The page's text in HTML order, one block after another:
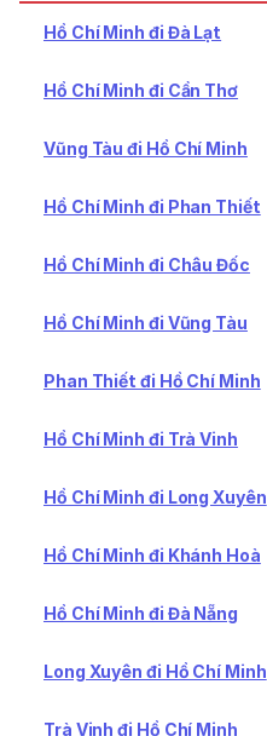
Hồ Chí Minh đi Đà Lạt
Hồ Chí Minh đi Cần Thơ
Vũng Tàu đi Hồ Chí Minh
Hồ Chí Minh đi Phan Thiết
Hồ Chí Minh đi Châu Đốc
Hồ Chí Minh đi Vũng Tàu
Phan Thiết đi Hồ Chí Minh
Hồ Chí Minh đi Trà Vinh
Hồ Chí Minh đi Long Xuyên
Hồ Chí Minh đi Khánh Hoà
Hồ Chí Minh đi Đà Nẵng
Long Xuyên đi Hồ Chí Minh
Trà Vinh đi Hồ Chí Minh